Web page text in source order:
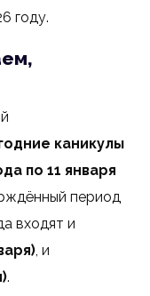
году.
каникулы
по 11 января
период
входят и
, и
.